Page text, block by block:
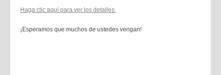
Haga clic aquí para ver los detalles.
¡Esperamos que muchos de ustedes vengan!